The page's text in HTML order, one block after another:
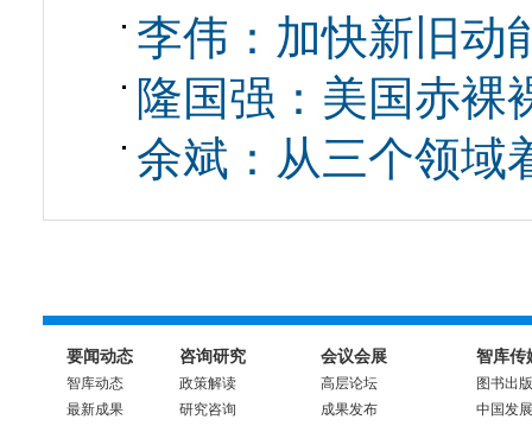
李伟：加快新旧动
隆国强：美国赤裸
余斌：从三个领域
要闻动态
智库动态
最新成果
咨询研究
政策解读
研究咨询
会议会展
高层论坛
成果发布
智库传
图书出版
中国发